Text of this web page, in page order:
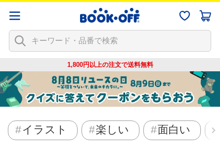
1,800円以上の注文で送料無料
イラスト 楽しい 面白い